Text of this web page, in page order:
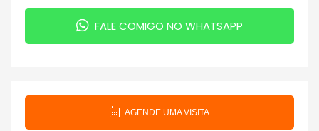
FALE COMIGO NO WHATSAPP
AGENDE UMA VISITA